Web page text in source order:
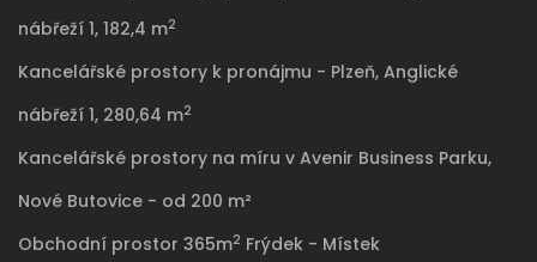
nábřeží 1, 182,4 m2
Kancelářské prostory k pronájmu - Plzeň, Anglické
nábřeží 1, 280,64 m2
Kancelářské prostory na míru v Avenir Business Parku,
Nové Butovice - od 200 m²
Obchodní prostor 365m2 Frýdek - Místek